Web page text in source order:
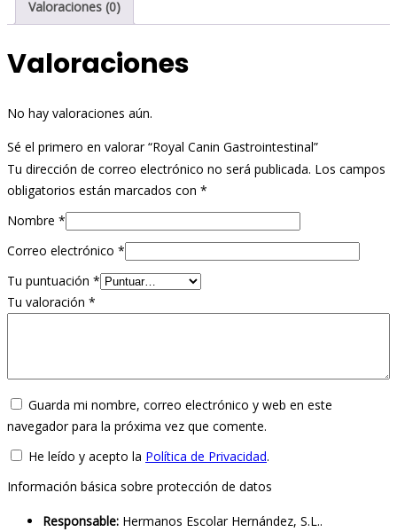
Valoraciones (0)
Valoraciones
No hay valoraciones aún.
Sé el primero en valorar “Royal Canin Gastrointestinal”
Tu dirección de correo electrónico no será publicada. Los campos
obligatorios están marcados con *
Nombre *
Correo electrónico *
Tu puntuación *
Tu valoración *
Guarda mi nombre, correo electrónico y web en este
navegador para la próxima vez que comente.
He leído y acepto la Política de Privacidad.
Información básica sobre protección de datos
Responsable: Hermanos Escolar Hernández, S.L..